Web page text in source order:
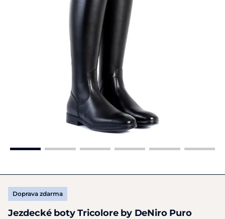
Doprava zdarma
Jezdecké boty Tricolore by DeNiro Puro